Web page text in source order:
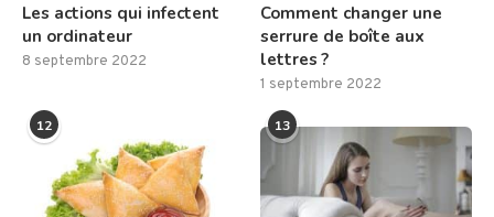
Les actions qui infectent
un ordinateur
8 septembre 2022
Comment changer une
serrure de boîte aux
lettres ?
1 septembre 2022
12 13